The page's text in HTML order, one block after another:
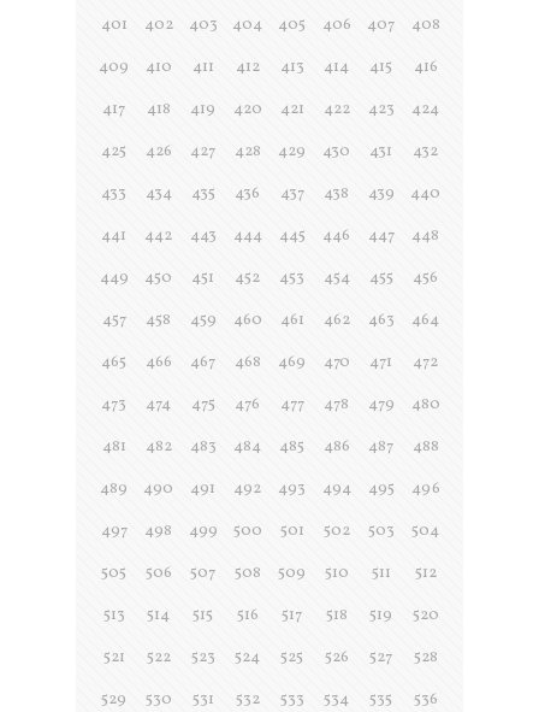
401
402 403 404 405 406 407
408
409
410 411 412 413 414 415
416
417
418 419 420 421 422 423
424
425
426 427 428 429 430 431
432
433
434 435 436 437 438 439
440
441
442 443 444 445 446 447
448
449
450 451 452 453 454 455
456
457
458 459 460 461 462 463
464
465
466 467 468 469 470 471
472
473
474 475 476 477 478 479
480
481
482 483 484 485 486 487
488
489
490 491 492 493 494 495
496
497
498 499 500 501 502 503
504
505
506 507 508 509 510 511
512
513
514 515 516 517 518 519
520
521
522 523 524 525 526 527
528
529
530 531 532 533 534 535
536